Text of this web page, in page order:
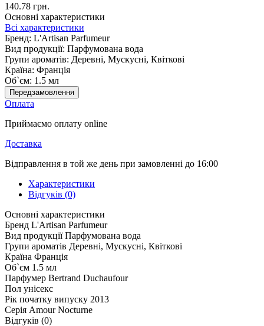
140.78 грн.
Основні характеристики
Всі характеристики
Бренд: L'Artisan Parfumeur
Вид продукції: Парфумована вода
Групи ароматів: Деревні, Мускусні, Квіткові
Країна: Франція
Об`єм: 1.5 мл
Передзамовлення
Оплата
Приймаємо оплату online
Доставка
Відправлення в той же день при замовленні до 16:00
Характеристики
Відгуків (0)
Основні характеристики
Бренд L'Artisan Parfumeur
Вид продукції Парфумована вода
Групи ароматів Деревні, Мускусні, Квіткові
Країна Франція
Об`єм 1.5 мл
Парфумер Bertrand Duchaufour
Пол унісекс
Рік початку випуску 2013
Серія Amour Nocturne
Відгуків (0)